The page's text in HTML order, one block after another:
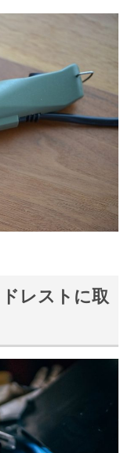
レストに取